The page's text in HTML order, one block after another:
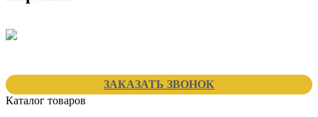
ЗАКАЗАТЬ ЗВОНОК
Каталог товаров